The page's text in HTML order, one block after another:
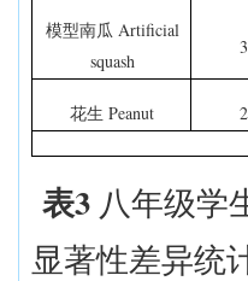
模型南瓜 Artificial
squash
花生 Peanut
表3 八年级学
显著性差异统